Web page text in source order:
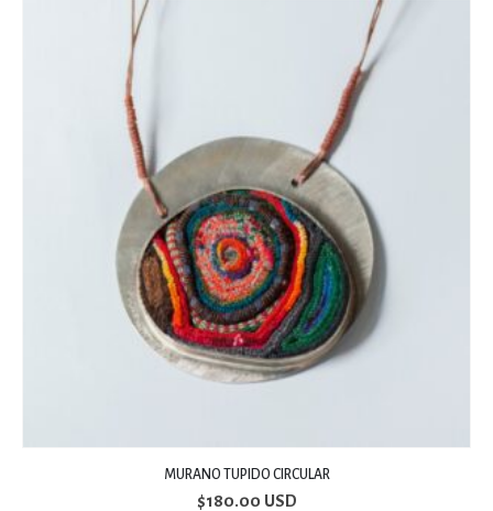
MURANO TUPIDO CIRCULAR